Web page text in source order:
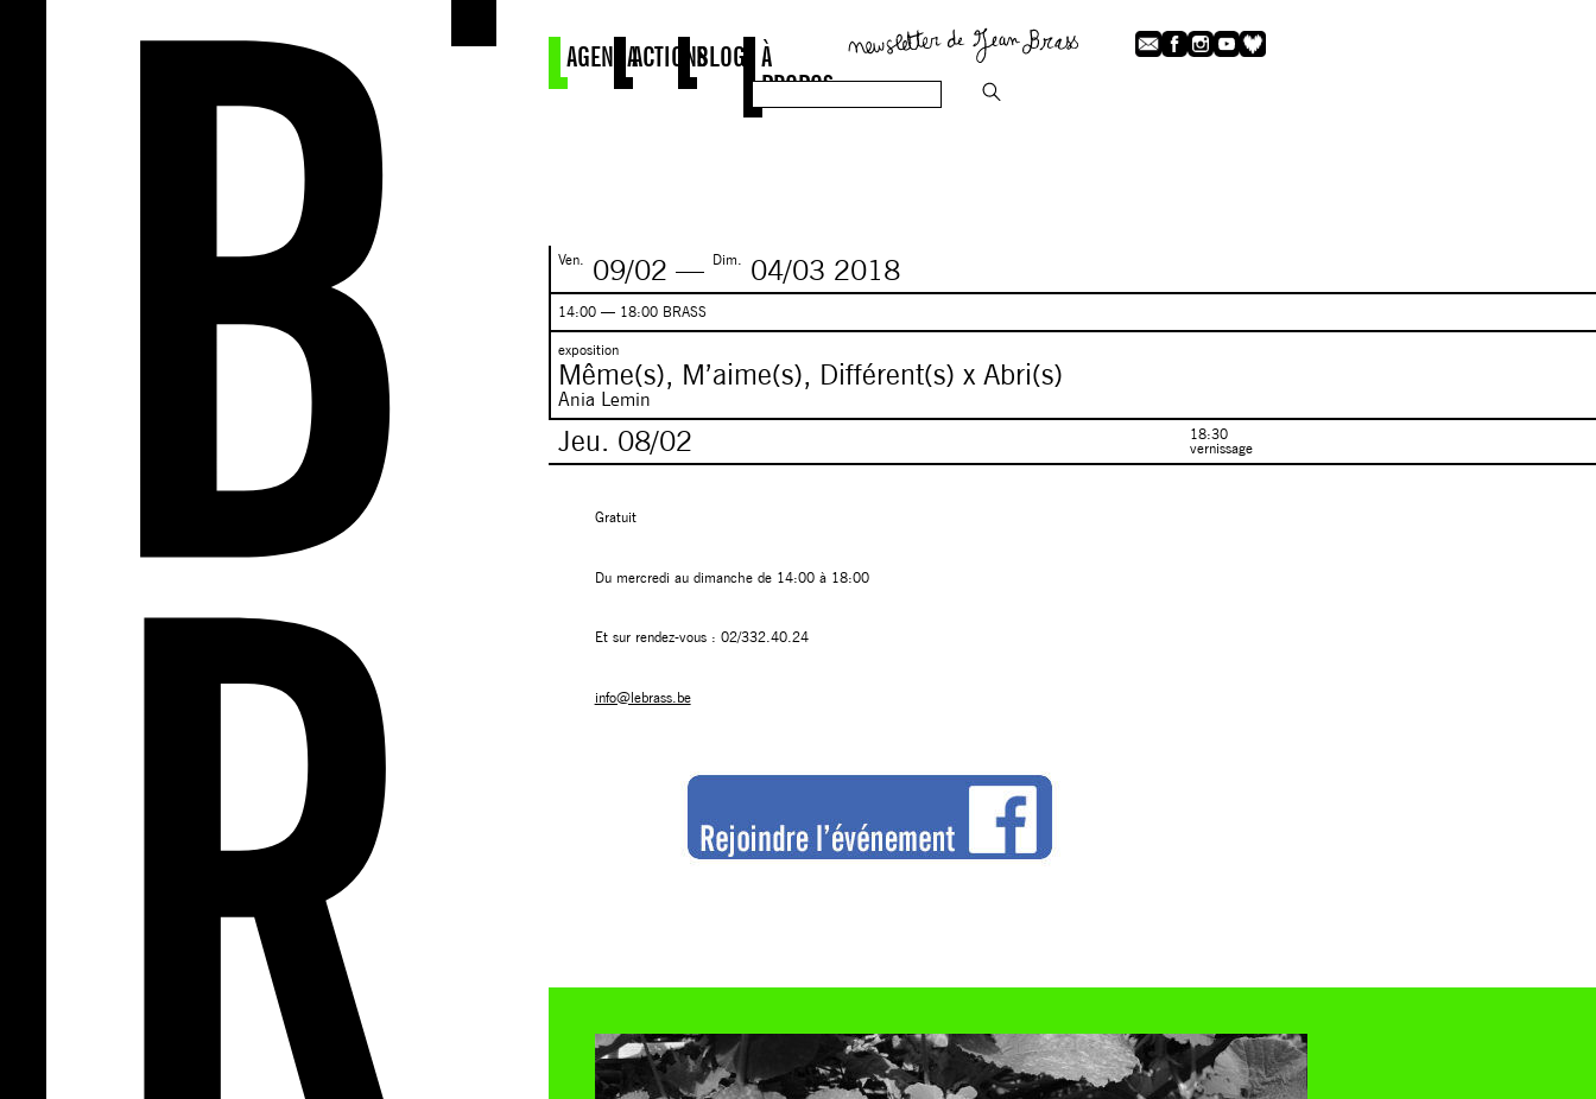
AGENDAACTIONSBLOG À
PROPOS
Ven. 09/02 — Dim. 04/03 2018
14:00 — 18:00 BRASS
exposition
Même(s), M’aime(s), Différent(s) x Abri(s)
Ania Lemin
Jeu. 08/02
18:30
vernissage
Gratuit
Du mercredi au dimanche de 14:00 à 18:00
Et sur rendez-vous : 02/332.40.24
info@lebrass.be